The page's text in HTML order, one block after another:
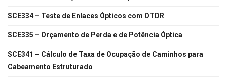
SCE334 – Teste de Enlaces Ópticos com OTDR
SCE335 – Orçamento de Perda e de Potência Óptica
SCE341 – Cálculo de Taxa de Ocupação de Caminhos para
Cabeamento Estruturado